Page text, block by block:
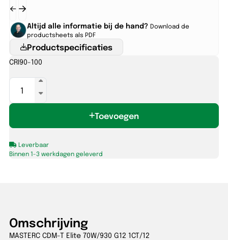
Altijd alle informatie bij de hand? Download de
productsheets als PDF
Productspecificaties
CRI90-100
MASTERC
CDM-
T
70W/930
1CT/12
Toevoegen
Leverbaar
Binnen 1-3 werkdagen geleverd
Omschrijving
MASTERC CDM-T Elite 70W/930 G12 1CT/12